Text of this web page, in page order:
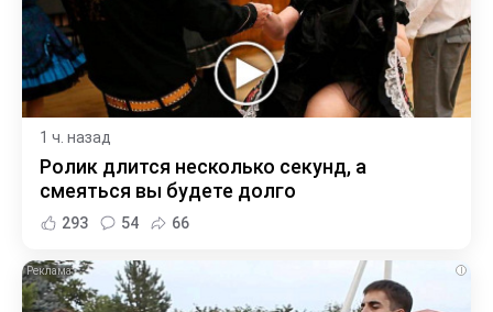
1 ч. назад
Ролик длится несколько секунд, а
смеяться вы будете долго
293 54 66
i